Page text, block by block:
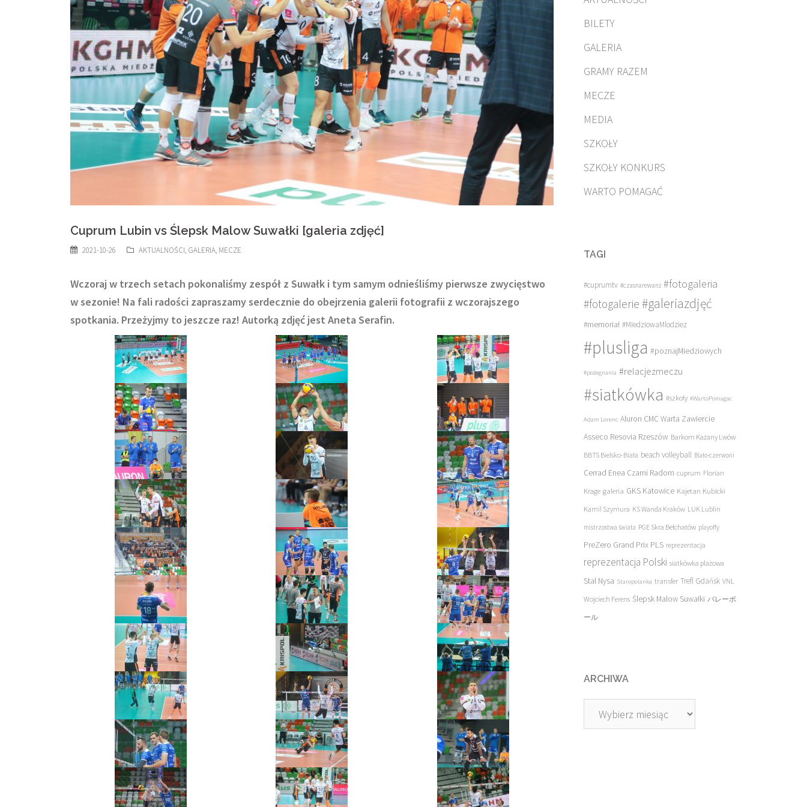
Cuprum Lubin vs Ślepsk Malow Suwałki [galeria zdjęć]
2021-10-26 AKTUALNOŚCI, GALERIA, MECZE
Wczoraj w trzech setach pokonaliśmy zespół z Suwałk i tym samym odnieśliśmy pierwsze zwycięstwo
w sezonie! Na fali radości zapraszamy serdecznie do obejrzenia galerii fotografii z wczorajszego
spotkania. Przeżyjmy to jeszcze raz! Autorką zdjęć jest Aneta Serafin.
BILETY
GALERIA
GRAMY RAZEM
MECZE
MEDIA
SZKOŁY
SZKOŁY KONKURS
WARTO POMAGAĆ
TAGI
#cuprumtv #czasnarewanż #fotogaleria
#fotogalerie #galeriazdjęć
#memoriał #MiedziowaMlodziez
#plusliga #poznajMiedziowych
#pożegnania #relacjezmeczu
#siatkówka #szkoły #WartoPomagac
Adam Lorenc Aluron CMC Warta Zawiercie
Asseco Resovia Rzeszów Barkom Każany Lwów
BBTS Bielsko-Biała beach volleyball Biało-czerwoni
Cerrad Enea Czarni Radom cuprum Florian
Krage galeria GKS Katowice Kajetan Kubicki
Kamil Szymura KS Wanda Kraków LUK Lublin
mistrzostwa świata PGE Skra Bełchatów playoffy
PreZero Grand Prix PLS reprezentacja
reprezentacja Polski siatkówka plażowa
Stal Nysa Staropolanka transfer Trefl Gdańsk VNL
Wojciech Ferens Ślepsk Malow Suwałki バレーボ
ール
ARCHIWA
Archiwa